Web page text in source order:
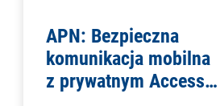
APN: Bezpieczna
komunikacja mobilna
z prywatnym Access